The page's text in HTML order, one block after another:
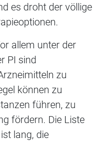
es droht der völlige
allem unter der
PI sind
zu
können zu
führen, zu
fördern. Die Liste
lang, die